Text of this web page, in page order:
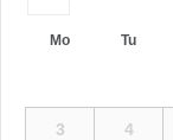
Mo Tu
3 4